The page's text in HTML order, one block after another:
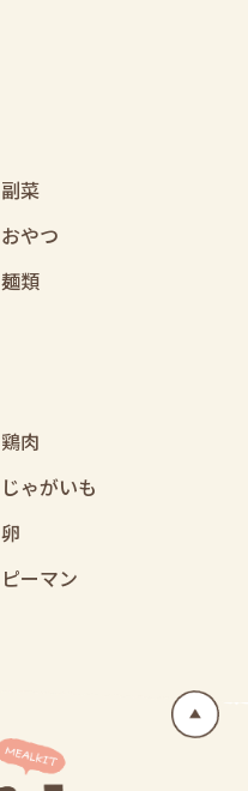
副菜
おやつ
麺類
鶏肉
じゃがいも
卵
ピーマン